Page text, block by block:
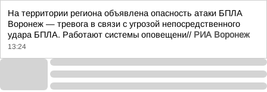
На территории региона объявлена опасность атаки БПЛА
Воронеж — тревога в связи с угрозой непосредственного
удара БПЛА. Работают системы оповещени// РИА Воронеж
13:24